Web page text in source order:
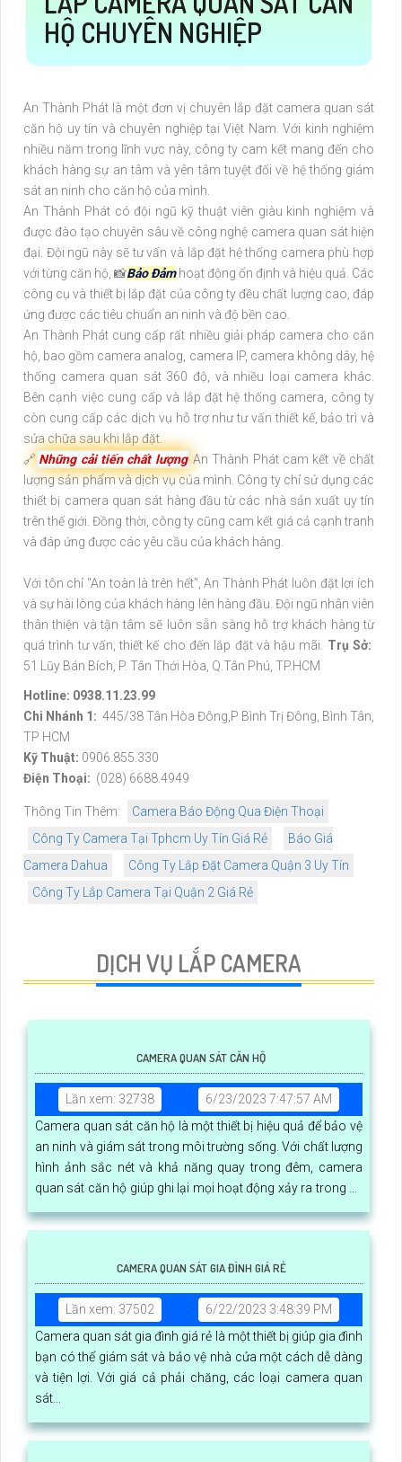
HỘ CHUYÊN NGHIỆP
An Thành Phát là một đơn vị chuyên lắp đặt camera quan sát
căn hộ uy tín và chuyên nghiệp tại Việt Nam. Với kinh nghiệm
nhiều năm trong lĩnh vực này, công ty cam kết mang đến cho
khách hàng sự an tâm và yên tâm tuyệt đối về hệ thống giám
sát an ninh cho căn hộ của mình.
An Thành Phát có đội ngũ kỹ thuật viên giàu kinh nghiệm và
được đào tạo chuyên sâu về công nghệ camera quan sát hiện
đại. Đội ngũ này sẽ tư vấn và lắp đặt hệ thống camera phù hợp
với từng căn hộ, 📸Bảo Đảmhoạt động ổn định và hiệu quả. Các
công cụ và thiết bị lắp đặt của công ty đều chất lượng cao, đáp
ứng được các tiêu chuẩn an ninh và độ bền cao.
An Thành Phát cung cấp rất nhiều giải pháp camera cho căn
hộ, bao gồm camera analog, camera IP, camera không dây, hệ
thống camera quan sát 360 độ, và nhiều loại camera khác.
Bên cạnh việc cung cấp và lắp đặt hệ thống camera, công ty
còn cung cấp các dịch vụ hỗ trợ như tư vấn thiết kế, bảo trì và
sửa chữa sau khi lắp đặt.
🔗 Những cải tiến chất lượng An Thành Phát cam kết về chất
lượng sản phẩm và dịch vụ của mình. Công ty chỉ sử dụng các
thiết bị camera quan sát hàng đầu từ các nhà sản xuất uy tín
trên thế giới. Đồng thời, công ty cũng cam kết giá cả cạnh tranh
và đáp ứng được các yêu cầu của khách hàng.
Với tôn chỉ "An toàn là trên hết", An Thành Phát luôn đặt lợi ích
và sự hài lòng của khách hàng lên hàng đầu. Đội ngũ nhân viên
thân thiện và tận tâm sẽ luôn sẵn sàng hỗ trợ khách hàng từ
quá trình tư vấn, thiết kế cho đến lắp đặt và hậu mãi. Trụ Sở:
51 Lũy Bán Bích, P. Tân Thới Hòa, Q.Tân Phú, TP.HCM
Hotline: 0938.11.23.99
Chi Nhánh 1: 445/38 Tân Hòa Đông,P Bình Trị Đông, Bình Tân,
TP HCM
Kỹ Thuật: 0906.855.330
Điện Thoại: (028) 6688.4949
Thông Tin Thêm:
Camera Báo Động Qua Điện Thoại
Công Ty Camera Tại Tphcm Uy Tín Giá Rẻ
Báo Giá
Camera Dahua
Công Ty Lắp Đặt Camera Quận 3 Uy Tín
Công Ty Lắp Camera Tại Quận 2 Giá Rẻ
DỊCH VỤ LẮP CAMERA
CAMERA QUAN SÁT CĂN HỘ
Lần xem: 32738
6/23/2023 7:47:57 AM
Camera quan sát căn hộ là một thiết bị hiệu quả để bảo vệ
an ninh và giám sát trong môi trường sống. Với chất lượng
hình ảnh sắc nét và khả năng quay trong đêm, camera
quan sát căn hộ giúp ghi lại mọi hoạt động xảy ra trong và
CAMERA QUAN SÁT GIA ĐÌNH GIÁ RẺ
Lần xem: 37502
6/22/2023 3:48:39 PM
Camera quan sát gia đình giá rẻ là một thiết bị giúp gia đình
bạn có thể giám sát và bảo vệ nhà cửa một cách dễ dàng
và tiện lợi. Với giá cả phải chăng, các loại camera quan
sát...